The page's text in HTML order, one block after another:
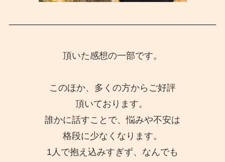
頂いた感想の一部です。
このほか、多くの方からご好評
頂いております。
誰かに話すことで、悩みや不安は
格段に少なくなります。
1人で抱え込みすぎず、なんでも